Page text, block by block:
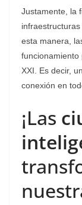
Justamente, la
esta manera,
funcionamiento
XXI. Es decir,
conexión en
¡Las